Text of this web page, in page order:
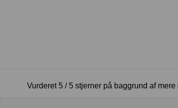
Vurderet 5 / 5 stjerner på baggrund af